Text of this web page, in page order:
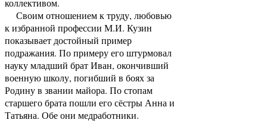
Своим отношением к труду, любовью
к избранной профессии М.И. Кузин
показывает достойный пример
подражания. По примеру его штурмовал
науку младший брат Иван, окончивший
военную школу, погибший в боях за
Родину в звании майора. По стопам
старшего брата пошли его сёстры Анна и
Татьяна. Обе они медработники.